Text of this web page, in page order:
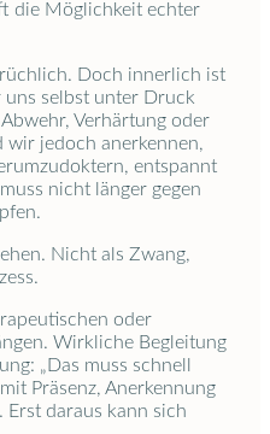
die Möglichkeit echter
Doch innerlich ist
uns selbst unter Druck
Verhärtung oder
wir jedoch anerkennen,
entspannt
nicht länger gegen
Nicht als Zwang,
oder
Wirkliche Begleitung
„Das muss schnell
Präsenz, Anerkennung
Erst daraus kann sich